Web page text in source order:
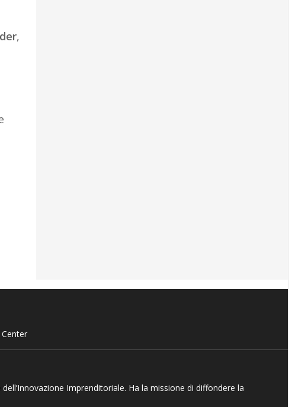
,
Imprenditoriale. Ha la missione di diffondere la